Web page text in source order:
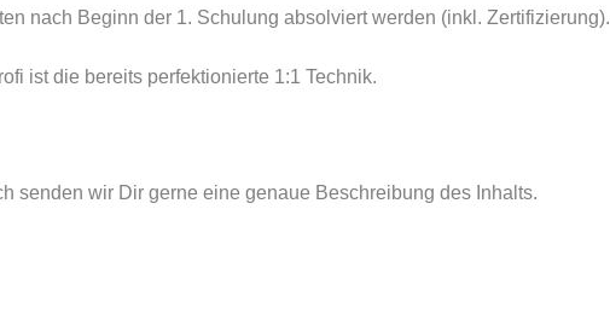
nach Beginn der 1. Schulung absolviert werden (inkl. Zertifizierung).
ist die bereits perfektionierte 1:1 Technik.
senden wir Dir gerne eine genaue Beschreibung des Inhalts.